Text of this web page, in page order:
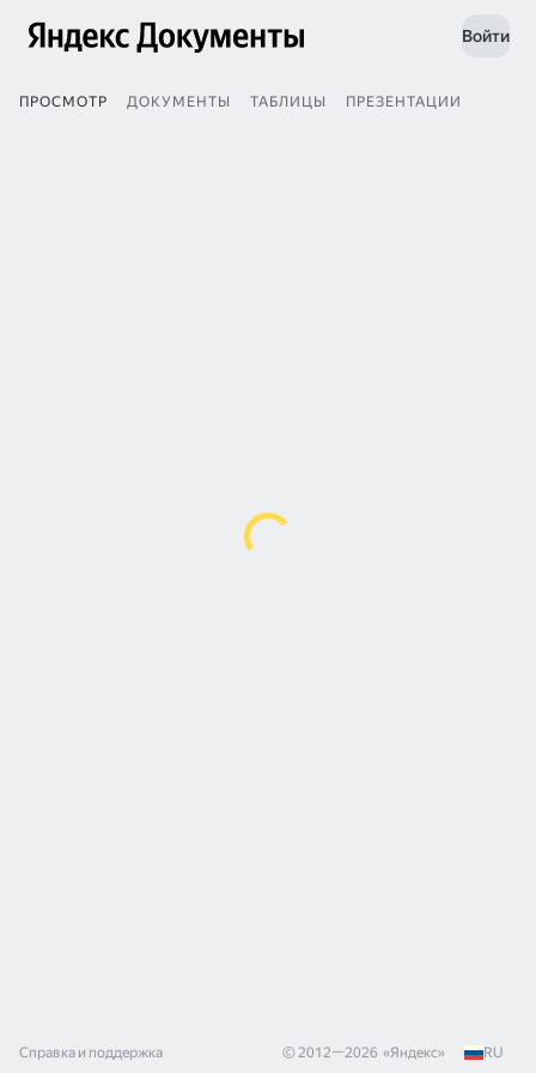
Войти
ПРОСМОТР ДОКУМЕНТЫ ТАБЛИЦЫ ПРЕЗЕНТАЦИИ
Справка и поддержка © 2012—2026 «Яндекс» RU